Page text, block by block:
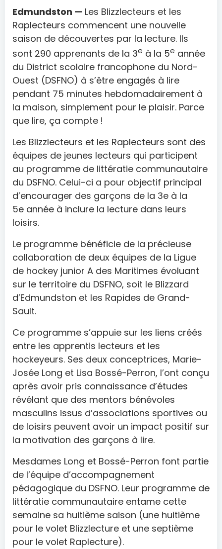
Edmundston — Les Blizzlecteurs et les
Raplecteurs commencent une nouvelle
saison de découvertes par la lecture. Ils
sont 290 apprenants de la 3e à la 5e année
du District scolaire francophone du Nord-
Ouest (DSFNO) à s’être engagés à lire
pendant 75 minutes hebdomadairement à
la maison, simplement pour le plaisir. Parce
que lire, ça compte !
Les Blizzlecteurs et les Raplecteurs sont des
équipes de jeunes lecteurs qui participent
au programme de littératie communautaire
du DSFNO. Celui-ci a pour objectif principal
d’encourager des garçons de la 3e à la
5e année à inclure la lecture dans leurs
loisirs.
Le programme bénéficie de la précieuse
collaboration de deux équipes de la Ligue
de hockey junior A des Maritimes évoluant
sur le territoire du DSFNO, soit le Blizzard
d’Edmundston et les Rapides de Grand-
Sault.
Ce programme s’appuie sur les liens créés
entre les apprentis lecteurs et les
hockeyeurs. Ses deux conceptrices, Marie-
Josée Long et Lisa Bossé-Perron, l’ont conçu
après avoir pris connaissance d’études
révélant que des mentors bénévoles
masculins issus d’associations sportives ou
de loisirs peuvent avoir un impact positif sur
la motivation des garçons à lire.
Mesdames Long et Bossé-Perron font partie
de l’équipe d’accompagnement
pédagogique du DSFNO. Leur programme de
littératie communautaire entame cette
semaine sa huitième saison (une huitième
pour le volet Blizzlecture et une septième
pour le volet Raplecture).